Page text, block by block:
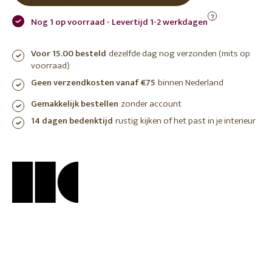
Nog 1 op voorraad - Levertijd 1-2 werkdagen ?
Voor 15.00 besteld dezelfde dag nog verzonden (mits op
voorraad)
Geen verzendkosten vanaf €75 binnen Nederland
Gemakkelijk bestellen zonder account
14 dagen bedenktijd rustig kijken of het past in je interieur